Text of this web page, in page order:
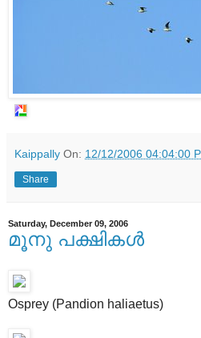
Kaippally On: 12/12/2006 04:04:00
Share
Saturday, December 09, 2006
മൂനു പക്ഷികള്‍
Osprey (Pandion haliaetus)